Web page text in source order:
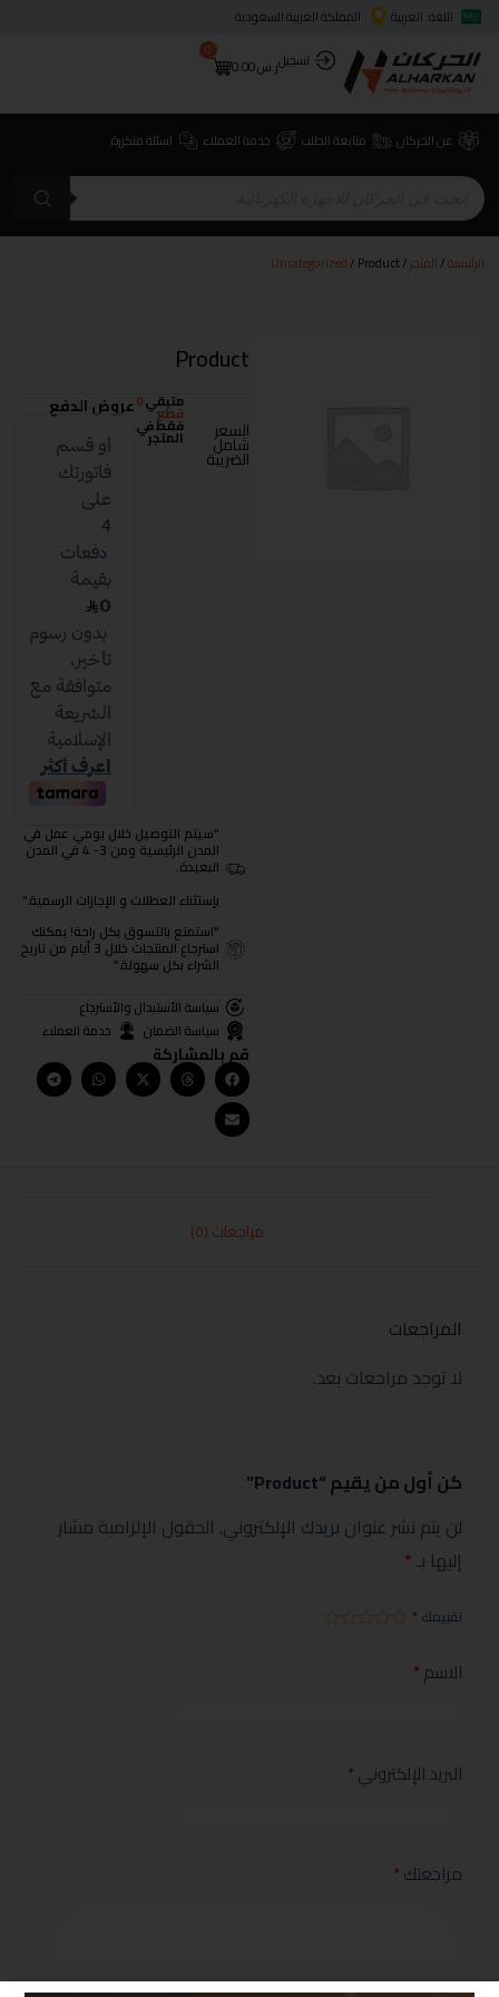
اللغة: العربية
المملكة العربية السعودية
تسجيلر.س0.00
0
عن الحركان متابعة الطلب خدمة العملاء اسئلة متكررة
الرئيسية/المتجر/
Uncategorized/ Product
Product
السعر
شامل
الضريبة
متبقي0
قطع
فقط في
المتجر
عروض الدفع
"سيتم التوصيل خلال يومي عمل في
المدن الرئيسية ومن 3- 4 في المدن
البعيدة.
بإستثناء العطلات و الإجازات الرسمية."
"استمتع بالتسوق بكل راحة! يمكنك
استرجاع المنتجات خلال 3 أيام من تاريخ
الشراء بكل سهولة."
سياسة الأستبدال والأسترجاع
سياسة الضمان
خدمة العملاء
قم بالمشاركة
مراجعات (0)
المراجعات
لا توجد مراجعات بعد.
كن أول من يقيم “Product”
لن يتم نشر عنوان بريدك الإلكتروني. الحقول الإلزامية مشار
إليها بـ*
تقييمك *
الاسم*
البريد الإلكتروني*
مراجعتك*